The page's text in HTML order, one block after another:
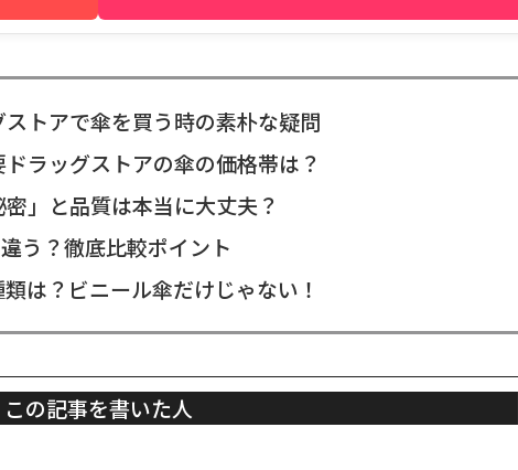
トアで傘を買う時の素朴な疑問
ラッグストアの傘の価格帯は？
」と品質は本当に大丈夫？
う？徹底比較ポイント
は？ビニール傘だけじゃない！
この記事を書いた人